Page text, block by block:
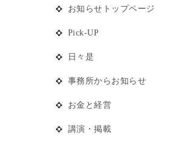
お知らせトップページ
Pick-UP
日々是
事務所からお知らせ
お金と経営
講演・掲載